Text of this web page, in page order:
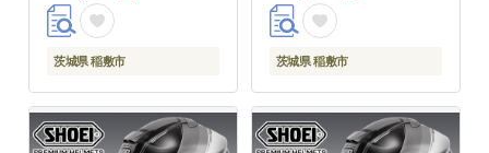
バイク ツーリング ショ
ウエイ [2028]
茨城県 稲敷市
バイク ツーリング ショ
ウエイ [2029]
茨城県 稲敷市